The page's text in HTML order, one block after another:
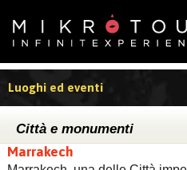
Luoghi ed eventi
Città e monumenti
Marrakech